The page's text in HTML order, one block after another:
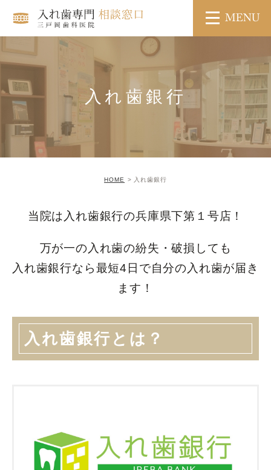
入れ歯銀行
HOME 入れ歯銀行
当院は入れ歯銀行の兵庫県下第１号店！
万が一の入れ歯の紛失・破損しても
入れ歯銀行なら最短4日で自分の入れ歯が届き
ます！
入れ歯銀行とは？